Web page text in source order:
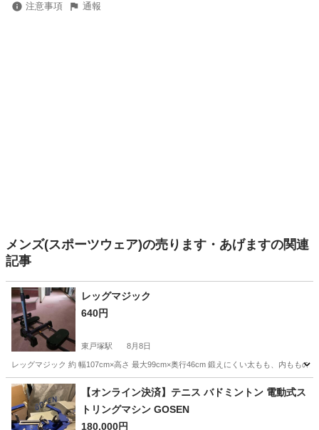
注意事項 通報
メンズ(スポーツウェア)の売ります・あげますの関連
記事
レッグマジック
640円
東戸塚駅 8月8日
レッグマジック 約 幅107cm×高さ 最大99cm×奥行46cm 鍛えにくい太もも、内ももの
神奈川 横浜市 東戸塚駅 フィットネス、トレーニング
レッグマジック
【オンライン決済】テニス バドミントン 電動式ス
トリングマシン GOSEN
180,000円